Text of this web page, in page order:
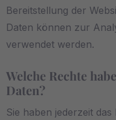
Bereitstellung der
Daten können zur
verwendet werden.
Welche Rechte
Daten?
Sie haben jederzeit